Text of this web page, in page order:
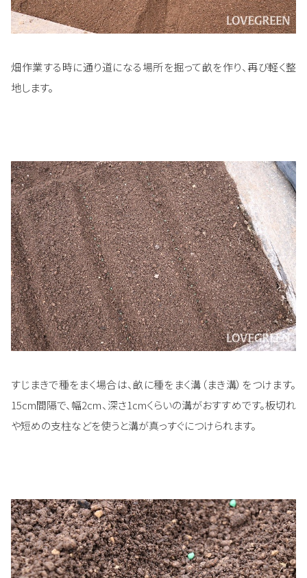
畑作業する時に通り道になる場所を掘って畝を作り、再び軽く整
地します。
すじまきで種をまく場合は、畝に種をまく溝（まき溝）をつけます。
15cm間隔で、幅2cm、深さ1cmくらいの溝がおすすめです。板切れ
や短めの支柱などを使うと溝が真っすぐにつけられます。